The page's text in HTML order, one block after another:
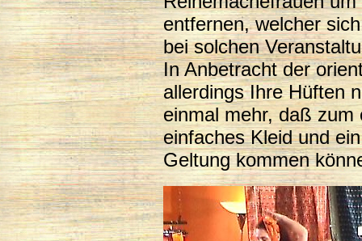
entfernen, welcher
bei solchen
In Anbetracht der
allerdings Ihre Hüften
einmal mehr, daß zum
einfaches Kleid und
Geltung kommen